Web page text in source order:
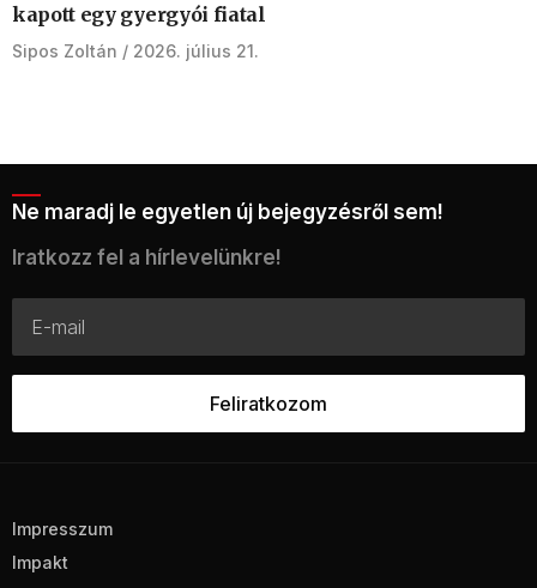
kapott egy gyergyói fiatal
Sipos Zoltán 2026. július 21.
Ne maradj le egyetlen új bejegyzésről sem!
Iratkozz fel a hírlevelünkre!
Impresszum
Impakt